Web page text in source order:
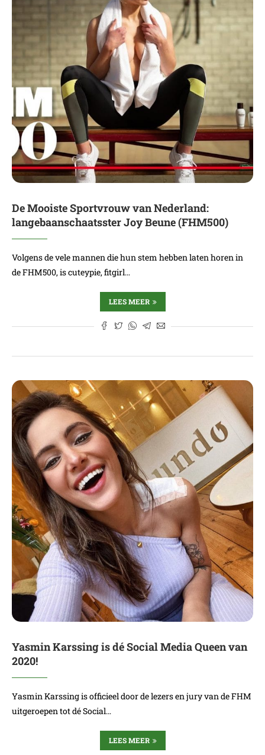
De Mooiste Sportvrouw van Nederland:
langebaanschaatsster Joy Beune (FHM500)
Volgens de vele mannen die hun stem hebben laten horen in
de FHM500, is cuteypie, fitgirl…
LEES MEER
Yasmin Karssing is dé Social Media Queen van
2020!
Yasmin Karssing is officieel door de lezers en jury van de FHM
uitgeroepen tot dé Social…
LEES MEER